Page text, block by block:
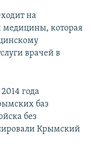
на
медицины, которая
врачей в
года
баз
без
Крымский